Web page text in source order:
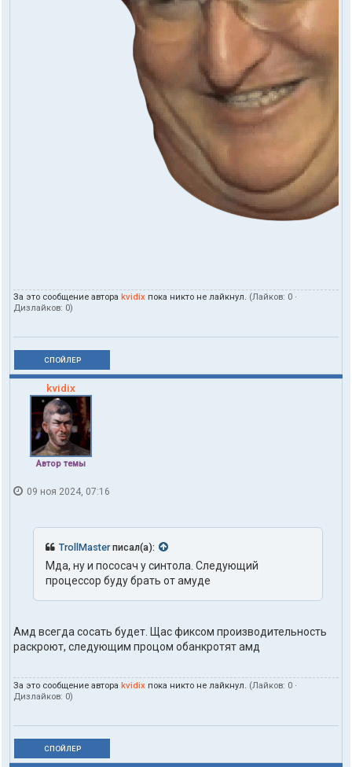
За это сообщение автора kvidix пока никто не лайкнул. (Лайков: 0 ·
Дизлайков: 0)
СПОЙЛЕР
kvidix
Автор темы
09 ноя 2024, 07:16
TrollMasterписал(а):
Мда, ну и пососач у синтола. Следующий
процессор буду брать от амуде
Амд всегда сосать будет. Щас фиксом производительность
раскроют, следующим процом обанкротят амд
За это сообщение автора kvidix пока никто не лайкнул. (Лайков: 0 ·
Дизлайков: 0)
СПОЙЛЕР